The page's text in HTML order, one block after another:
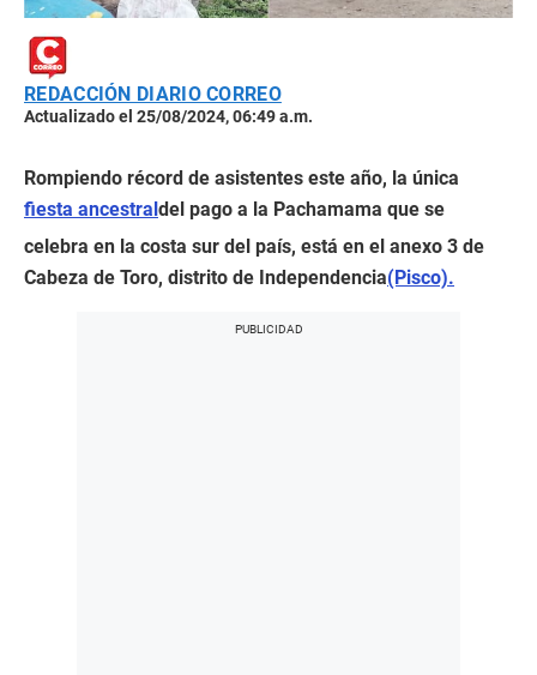
REDACCIÓN DIARIO CORREO
Actualizado el 25/08/2024, 06:49 a.m.
Rompiendo récord de asistentes este año, la única
fiesta ancestral del pago a la Pachamama que se
celebra en la costa sur del país, está en el anexo 3 de
Cabeza de Toro, distrito de Independencia(Pisco).